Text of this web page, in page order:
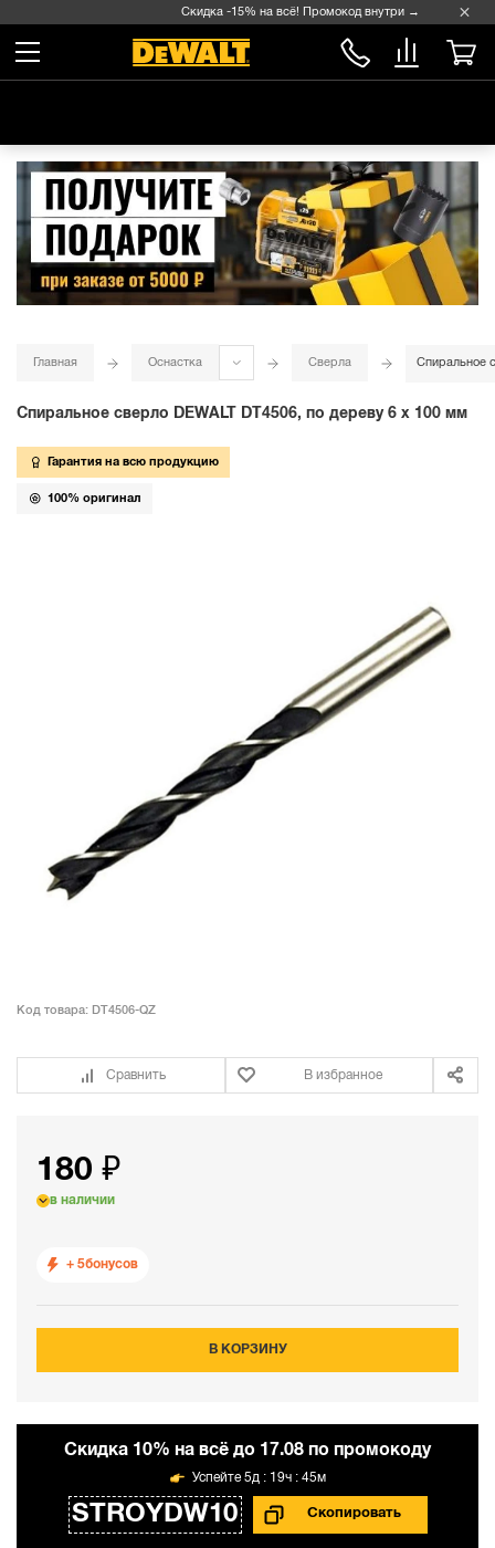
Скидка -15% на всё! Промокод внутри →
Главная Оснастка Сверла Спиральное
Спиральное сверло DEWALT DT4506, по дереву 6 x 100 мм
Гарантия на всю продукцию
100% оригинал
Код товара: DT4506-QZ
Сравнить В избранное
180 ₽
в наличии
+ 5бонусов
В КОРЗИНУ
Cкидка 10% на всё до 17.08 по промокоду
STROYDW10
5д : 19ч : 45м